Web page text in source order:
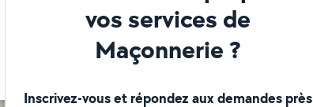
vos services de
Maçonnerie ?
Inscrivez-vous et répondez aux demandes près